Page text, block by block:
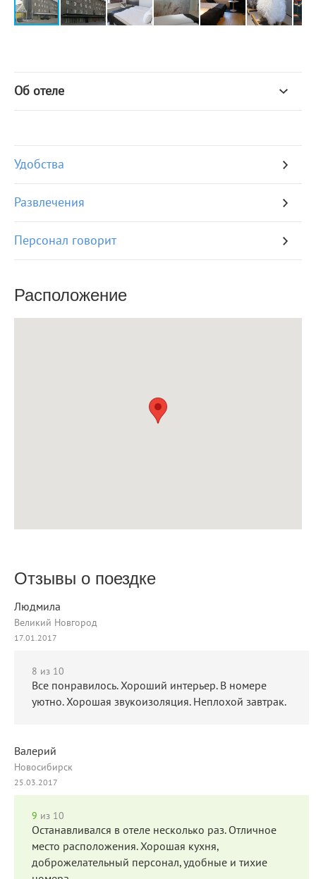
Об отеле
Удобства
Развлечения
Персонал говорит
Расположение
Отзывы о поездке
Людмила
Великий Новгород
17.01.2017
8 из 10
Все понравилось. Хороший интерьер. В номере
уютно. Хорошая звукоизоляция. Неплохой завтрак.
Валерий
Новосибирск
25.03.2017
9 из 10
Останавливался в отеле несколько раз. Отличное
место расположения. Хорошая кухня,
доброжелательный персонал, удобные и тихие